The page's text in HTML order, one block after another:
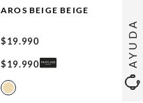
AYUDA
AROS BEIGE BEIGE
$19.990
$19.990